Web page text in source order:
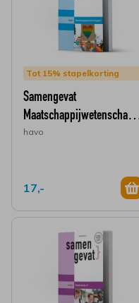
Tot 15% stapelkorting
Samengevat
Maatschappijwetenschappen
havo
17,-